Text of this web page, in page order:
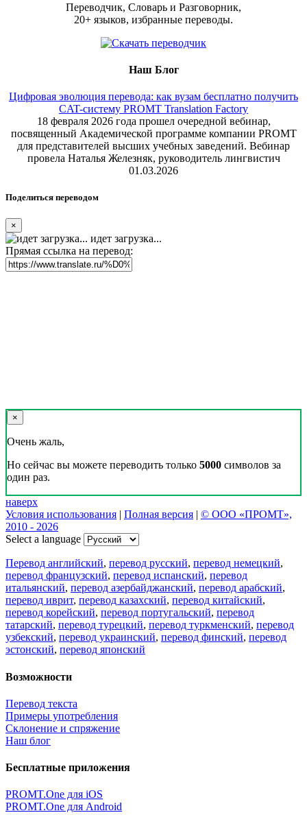
Переводчик, Словарь и Разговорник,
20+ языков, избранные переводы.
Наш Блог
Цифровая эволюция перевода: как вузам бесплатно получить
CAT-систему PROMT Translation Factory
18 февраля 2026 года прошел очередной вебинар,
посвященный Академической программе компании PROMT
для представителей высших учебных заведений. Вебинар
провела Наталья Железняк, руководитель лингвистич
01.03.2026
Поделиться переводом
×
идет загрузка...
Прямая ссылка на перевод:
×
Очень жаль,
Но сейчас вы можете переводить только 5000 символов за
один раз.
наверх
Условия использования | Полная версия | © ООО «ПРОМТ»,
2010 - 2026
Select a language
Перевод английский, перевод русский, перевод немецкий,
перевод французский, перевод испанский, перевод
итальянский, перевод азербайджанский, перевод арабский,
перевод иврит, перевод казахский, перевод китайский,
перевод корейский, перевод португальский, перевод
татарский, перевод турецкий, перевод туркменский, перевод
узбекский, перевод украинский, перевод финский, перевод
эстонский, перевод японский
Возможности
Перевод текста
Примеры употребления
Склонение и спряжение
Наш блог
Бесплатные приложения
PROMT.One для iOS
PROMT.One для Android